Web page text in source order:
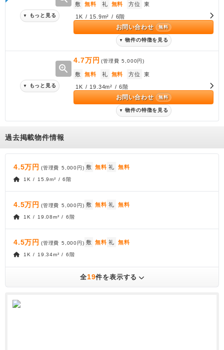
▼ もっと見る
敷 無料 礼 無料 方位 東
1K / 15.9m² / 6階
お問い合わせ 無料
▼ 物件の特徴を見る
zoom_in
▼ もっと見る
4.7万円 (管理費5,000円)
敷 無料 礼 無料 方位 東
1K / 19.34m² / 6階
お問い合わせ 無料
▼ 物件の特徴を見る
過去掲載物件情報
4.5万円 (管理費 5,000円) 敷 無料 礼 無料
1K / 15.9m² / 6階
4.5万円 (管理費 5,000円) 敷 無料 礼 無料
1K / 19.08m² / 6階
4.5万円 (管理費 5,000円) 敷 無料 礼 無料
1K / 19.34m² / 6階
全19件を表示する